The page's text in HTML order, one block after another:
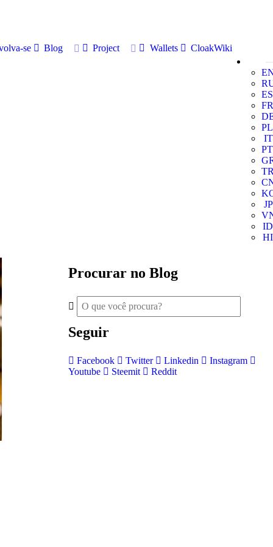
se Blog Project Wallets
CloakWiki
ES
FR
PL
IT
PT
JP
ID
HI
Procurar no Blog
Seguir
Facebook Twitter Linkedin
Instagram
Youtube
Steemit Reddit